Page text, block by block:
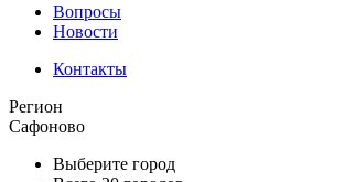
Вопросы
Новости
Контакты
Регион
Сафоново
Выберите город